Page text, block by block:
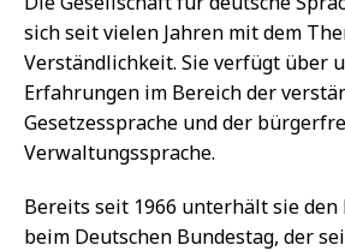
sich seit vielen Jahren mit dem
Verständlichkeit. Sie verfügt über
Erfahrungen im Bereich der
Gesetzessprache und der
Verwaltungssprache.
Bereits seit 1966 unterhält sie den
beim Deutschen Bundestag, der